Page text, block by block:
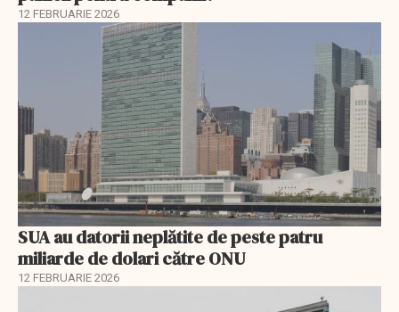
12 FEBRUARIE 2026
SUA au datorii neplătite de peste patru
miliarde de dolari către ONU
12 FEBRUARIE 2026